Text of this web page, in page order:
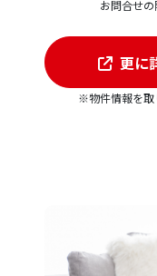
お問合せ
更に
※物件情報を取